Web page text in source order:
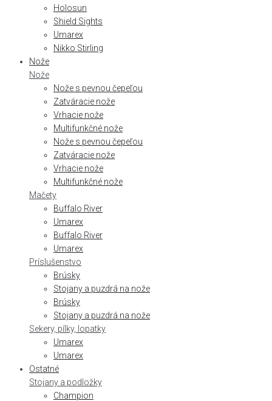
Holosun
Shield Sights
Umarex
Nikko Stirling
Nože
Nože
Nože s pevnou čepeľou
Zatváracie nože
Vrhacie nože
Multifunkčné nože
Nože s pevnou čepeľou
Zatváracie nože
Vrhacie nože
Multifunkčné nože
Mačety
Buffalo River
Umarex
Buffalo River
Umarex
Príslušenstvo
Brúsky
Stojany a puzdrá na nože
Brúsky
Stojany a puzdrá na nože
Sekery, pílky, lopatky
Umarex
Umarex
Ostatné
Stojany a podložky
Champion